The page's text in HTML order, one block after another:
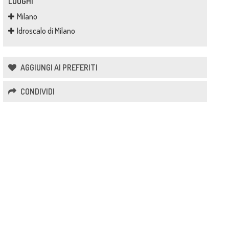
Milano
Idroscalo di Milano
AGGIUNGI AI PREFERITI
CONDIVIDI